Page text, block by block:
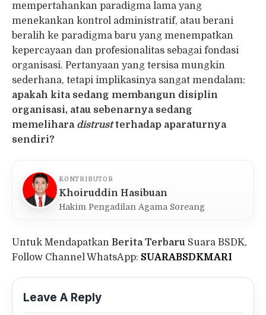
mempertahankan paradigma lama yang
menekankan kontrol administratif, atau berani
beralih ke paradigma baru yang menempatkan
kepercayaan dan profesionalitas sebagai fondasi
organisasi. Pertanyaan yang tersisa mungkin
sederhana, tetapi implikasinya sangat mendalam:
apakah kita sedang membangun disiplin
organisasi, atau sebenarnya sedang
memelihara distrustterhadap aparaturnya
sendiri?
KONTRIBUTOR
Khoiruddin Hasibuan
Hakim Pengadilan Agama Soreang
Untuk Mendapatkan Berita Terbaru Suara BSDK,
Follow Channel WhatsApp: SUARABSDKMARI
Leave A Reply